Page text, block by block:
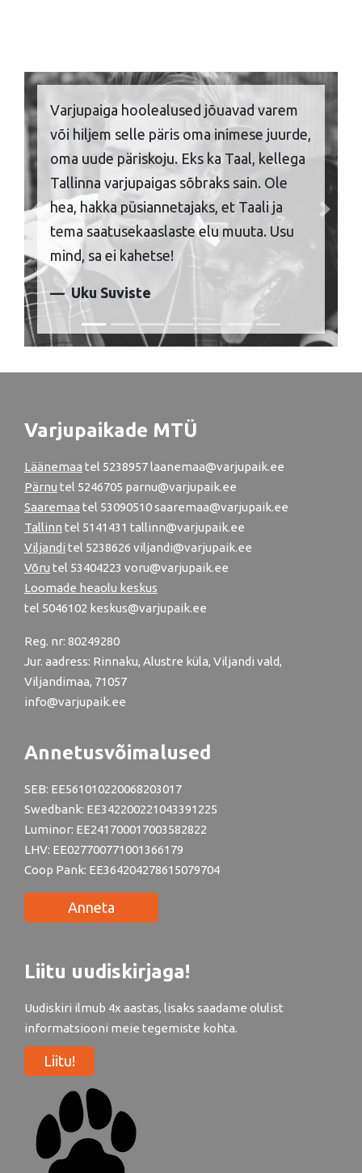
Varjupaiga hoolealused jõuavad varem
või hiljem selle päris oma inimese juurde,
oma uude päriskoju. Eks ka Taal, kellega
Tallinna varjupaigas sõbraks sain. Ole
hea, hakka püsiannetajaks, et Taali ja
tema saatusekaaslaste elu muuta. Usu
mind, sa ei kahetse!
Uku Suviste
Previous Next
Varjupaikade MTÜ
Läänemaa tel 5238957 laanemaa@varjupaik.ee
Pärnu tel 5246705 parnu@varjupaik.ee
Saaremaa tel 53090510 saaremaa@varjupaik.ee
Tallinn tel 5141431 tallinn@varjupaik.ee
Viljandi tel 5238626 viljandi@varjupaik.ee
Võru tel 53404223 voru@varjupaik.ee
Loomade heaolu keskus
tel 5046102 keskus@varjupaik.ee
Reg. nr: 80249280
Jur. aadress: Rinnaku, Alustre küla, Viljandi vald,
Viljandimaa, 71057
info@varjupaik.ee
Annetusvõimalused
SEB: EE561010220068203017
Swedbank: EE342200221043391225
Luminor: EE241700017003582822
LHV: EE027700771001366179
Coop Pank: EE364204278615079704
Anneta
Liitu uudiskirjaga!
Uudiskiri ilmub 4x aastas, lisaks saadame olulist
informatsiooni meie tegemiste kohta.
Liitu!